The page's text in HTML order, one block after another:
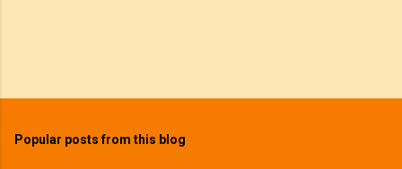
Popular posts from this blog